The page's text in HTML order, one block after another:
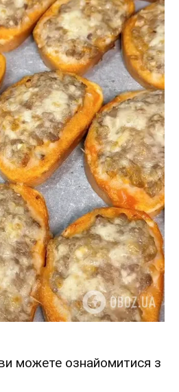
можете ознайомитися з